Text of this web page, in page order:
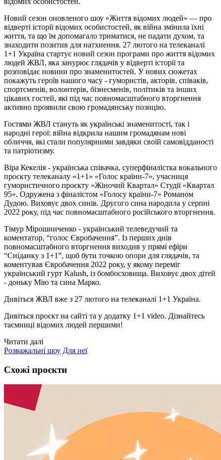
Новий сезон оновленого шоу «Життя відомих людей» — про
відверті історії відомих особистостей, як війна змінила їхні
життя, та що їм допомагало триматися, не падати духом, та
знаходити позитив для натхнення. 27 лютого на телеканалі
1+1 Україна стартує новий сезон програми про життя відомих
людей ЖВЛ, яка занурює глядачів у відверті історії та
розповідає новини про знаменитостей. У нових сюжетах
покажуть героїв нашого часу - гумористів, акторів, співаків,
спортсменів, волонтерів, бізнесменів, політиків та інших
цікавих гостей, які під час повномасштабного вторгнення
активно проявили свою громадянську позицію.
Гостями ЖВЛ стануть як українські знаменитості, так і
народні герої: війна відкрила нашим громадянам нові
обличчя, які стали популярними завдяки своїй самовідданості
та патріотизму.
Віра Кекелія - українська співачка, суперфіналістка вокального
проєкту телеканалу «1+1» «Голос країни-7», учасниця
гумористичного проєкту «Жіночий Квартал» Студії «Квартал
95». Одружена з фіналістом «Голосу країни-7» Романом
Дудою. Виховує двох синів. Другого сина народила у серпні
2022 року, під час повномасштабного російського вторгнення.
Тімур Мірошниченко - український телеведучий та
коментатор, “голос Євробачення”. Із перших днів
повномасштабного вторгнення виходив у прямі ефіри
“Сніданку з 1+1”, щоб бути точкою опори для глядачів, та
коментував Євробачення 2022 року, у якому переміг
український гурт Kalush, із бомбосховища. Виховує двох дітей
- доньку Мію та сина Марко.
Дивіться ЖВЛ вже з 27 лютого на телеканалі 1+1 Україна.
Дивіться проєкт на сайті та у додатку 1+1 video. Дізнайтесь
таємниці відомих людей першими!
Читати далі
Розважальні шоу Для неї
Схожі проєкти